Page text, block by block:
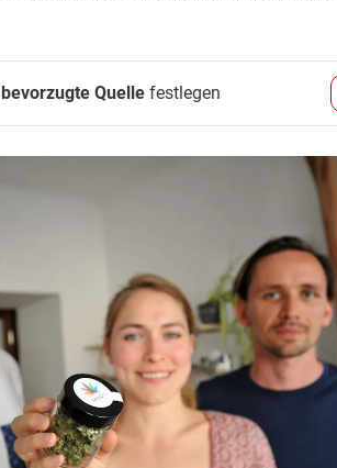
bevorzugte Quellefestlegen